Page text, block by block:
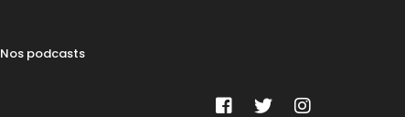
Nos podcasts